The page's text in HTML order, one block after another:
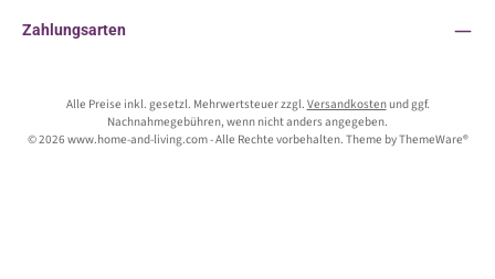
Zahlungsarten
Alle Preise inkl. gesetzl. Mehrwertsteuer zzgl. Versandkostenund ggf.
Nachnahmegebühren, wenn nicht anders angegeben.
© 2026 www.home-and-living.com - Alle Rechte vorbehalten. Theme byThemeWare®